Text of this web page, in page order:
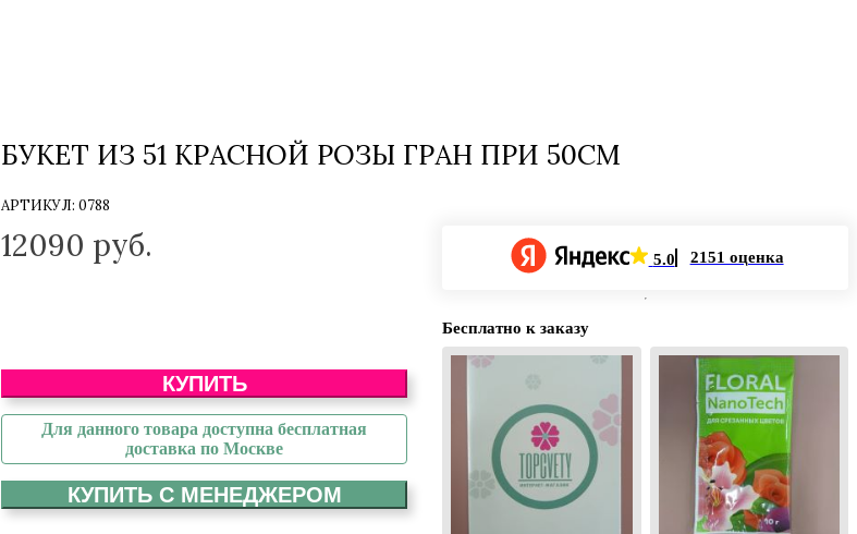
БУКЕТ ИЗ 51 КРАСНОЙ РОЗЫ ГРАН ПРИ 50СМ
АРТИКУЛ:0788
12090 руб.
КУПИТЬ
Для данного товара доступна бесплатная
доставка по Москве
КУПИТЬ С МЕНЕДЖЕРОМ
5.0 2151 оценка
Бесплатно к заказу